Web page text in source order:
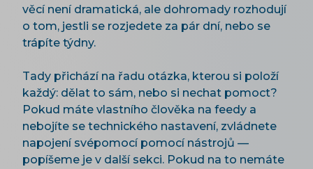
věcí není dramatická, ale dohromady rozhodují
o tom, jestli se rozjedete za pár dní, nebo se
trápíte týdny.
Tady přichází na řadu otázka, kterou si položí
každý: dělat to sám, nebo si nechat pomoct?
Pokud máte vlastního člověka na feedy a
nebojíte se technického nastavení, zvládnete
napojení svépomocí pomocí nástrojů —
popíšeme je v další sekci. Pokud na to nemáte